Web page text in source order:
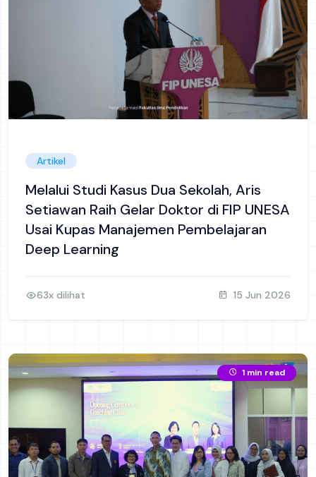
Artikel
Melalui Studi Kasus Dua Sekolah, Aris
Setiawan Raih Gelar Doktor di FIP UNESA
Usai Kupas Manajemen Pembelajaran
Deep Learning
63x dilihat 15 Jun 2026
1 min read